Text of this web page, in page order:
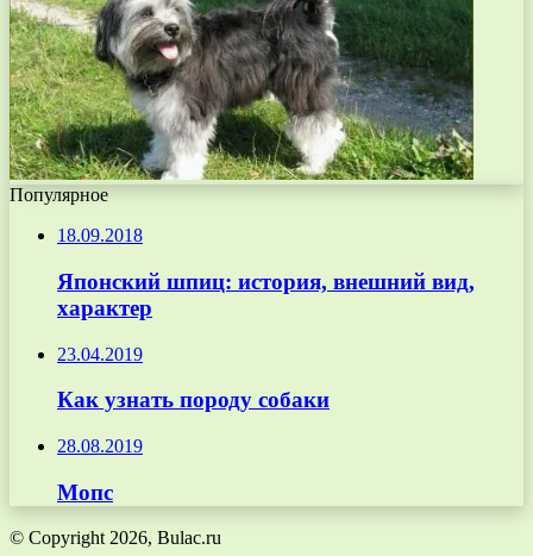
Популярное
18.09.2018
Японский шпиц: история, внешний вид,
характер
23.04.2019
Как узнать породу собаки
28.08.2019
Мопс
© Copyright 2026, Bulac.ru